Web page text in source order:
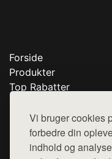
Vi bruger cookies
forbedre din
indhold og
Forside
Produkter
Top Rabatter
Kontakt